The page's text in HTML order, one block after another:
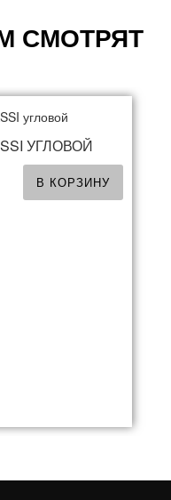
СМОТРЯТ
УГЛОВОЙ
В КОРЗИНУ